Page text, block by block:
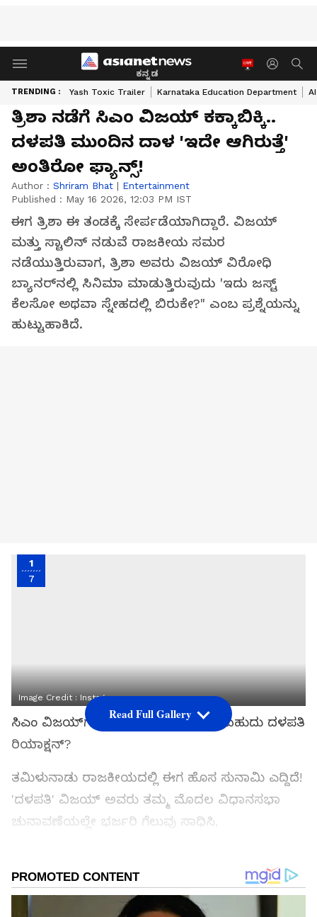
ಕನ್ನಡ
TRENDING : Yash Toxic Trailer Karnataka Education Department
ತ್ರಿಶಾ ನಡೆಗೆ ಸಿಎಂ ವಿಜಯ್ ಕಕ್ಕಾಬಿಕ್ಕಿ..
ದಳಪತಿ ಮುಂದಿನ ದಾಳ 'ಇದೇ ಆಗಿರುತ್ತೆ'
ಅಂತಿರೋ ಫ್ಯಾನ್ಸ್!
Author : Shriram Bhat | Entertainment
Published : May 16 2026, 12:03 PM IST
ಈಗ ತ್ರಿಶಾ ಈ ತಂಡಕ್ಕೆ ಸೇರ್ಪಡೆಯಾಗಿದ್ದಾರೆ. ವಿಜಯ್
ಮತ್ತು ಸ್ಟಾಲಿನ್ ನಡುವೆ ರಾಜಕೀಯ ಸಮರ
ನಡೆಯುತ್ತಿರುವಾಗ, ತ್ರಿಶಾ ಅವರು ವಿಜಯ್ ವಿರೋಧಿ
ಬ್ಯಾನರ್‌ನಲ್ಲಿ ಸಿನಿಮಾ ಮಾಡುತ್ತಿರುವುದು 'ಇದು ಜಸ್ಟ್
ಕೆಲಸೋ ಅಥವಾ ಸ್ನೇಹದಲ್ಲಿ ಬಿರುಕೇ?" ಎಂಬ ಪ್ರಶ್ನೆಯನ್ನು
ಹುಟ್ಟುಹಾಕಿದೆ.
1
7
Image Credit : Instagram
ಸಿಎಂ ವಿಜಯ್‌ಗೆ ಶಾಕ್ ಕೊಟ್ಟ ತ್ರಿಶಾ.. ಏನಿರಬಹುದು ದಳಪತಿ
ರಿಯಾಕ್ಷನ್?
ತಮಿಳುನಾಡು ರಾಜಕೀಯದಲ್ಲಿ ಈಗ ಹೊಸ ಸುನಾಮಿ ಎದ್ದಿದೆ!
'ದಳಪತಿ' ವಿಜಯ್ ಅವರು ತಮ್ಮ ಮೊದಲ ವಿಧಾನಸಭಾ
ಚುನಾವಣೆಯಲ್ಲೇ ಭರ್ಜರಿ ಗೆಲುವು ಸಾಧಿಸಿ,
ಹೊಸ ಇತಿಹಾಸ ಬರೆದಿದ್ದಾರೆ. ಅದರಲ್ಲೂ 'ತಾಯಂದಿರ
ದಿನ'ದಂದೇ ಅವರು ಸಿಎಂ ಗದ್ದುಗೆ ಏರಿರುವುದು
ಅಭಿಮಾನಿಗಳಿಗೆ ಭಾವುಕ ಕ್ಷಣವಾಗಿತ್ತು.
Read Full Gallery